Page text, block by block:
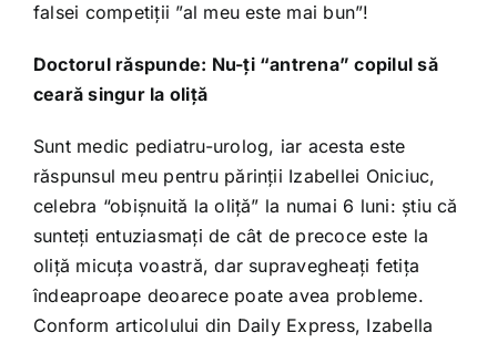
falsei competiții ”al meu este mai bun”!
Doctorul răspunde: Nu-ţi “antrena” copilul să
ceară singur la oliţă
Sunt medic pediatru-urolog, iar acesta este
răspunsul meu pentru părinţii Izabellei Oniciuc,
celebra “obişnuită la oliţă” la numai 6 luni: ştiu că
sunteţi entuziasmaţi de cât de precoce este la
oliţă micuţa voastră, dar supravegheaţi fetiţa
îndeaproape deoarece poate avea probleme.
Conform articolului din Daily Express, Izabella